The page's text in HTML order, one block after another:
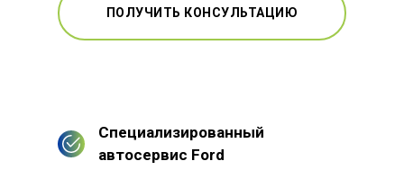
ПОЛУЧИТЬ КОНСУЛЬТАЦИЮ
Специализированный
автосервис Ford